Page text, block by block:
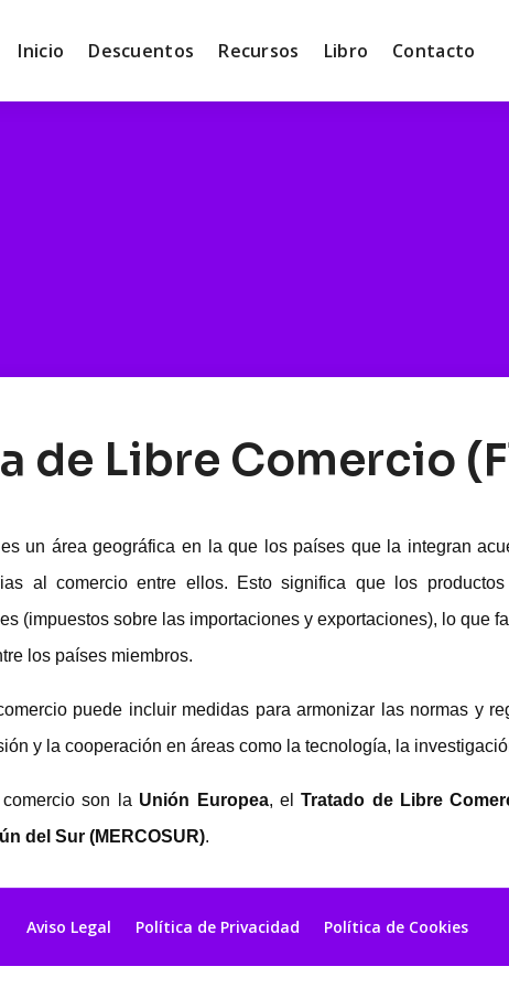
Inicio Descuentos Recursos Libro Contacto
de Libre Comercio
un área geográfica en la que los países que la integran
al comercio entre ellos. Esto significa que los
(impuestos sobre las importaciones y exportaciones), lo que
los países miembros.
puede incluir medidas para armonizar las normas y
y la cooperación en áreas como la tecnología, la
son la Unión Europea, elTratado de Libre
del Sur (MERCOSUR).
Aviso Legal Política de Privacidad Política de Cookies